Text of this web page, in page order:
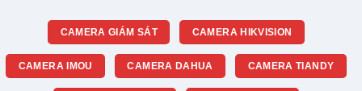
CAMERA GIÁM SÁT CAMERA HIKVISION
CAMERA IMOU CAMERA DAHUA CAMERA TIANDY